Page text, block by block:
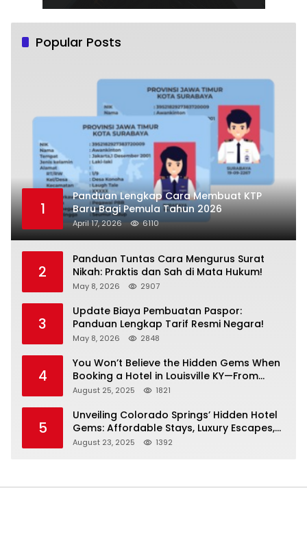
Popular Posts
1
Panduan Lengkap Cara Membuat KTP
Baru Bagi Pemula Tahun 2026
April 17, 2026 6110
2
Panduan Tuntas Cara Mengurus Surat
Nikah: Praktis dan Sah di Mata Hukum!
May 8, 2026 2907
3
Update Biaya Pembuatan Paspor:
Panduan Lengkap Tarif Resmi Negara!
May 8, 2026 2848
4
You Won’t Believe the Hidden Gems When
Booking a Hotel in Louisville KY—From
Cheap to Luxe!
August 25, 2025 1821
5
Unveiling Colorado Springs’ Hidden Hotel
Gems: Affordable Stays, Luxury Escapes,
and Everything In Between!
August 23, 2025 1392